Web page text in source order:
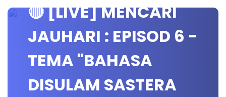
🔴 [LIVE] MENCARI
JAUHARI : EPISOD 6 -
TEMA "BAHASA
DISULAM SASTERA